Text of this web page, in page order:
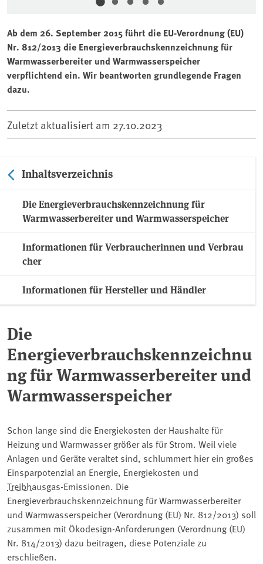
Ab dem 26. September 2015 führt die EU-Verordnung (EU)
Nr. 812/2013 die Energieverbrauchskennzeichnung für
Warmwasserbereiter und Warmwasserspeicher
verpflichtend ein. Wir beantworten grundlegende Fragen
dazu.
Zuletzt aktualisiert am 27.10.2023
Inhaltsverzeichnis
Die Energieverbrauchskennzeichnung für
Warmwasserbereiter und Warmwasserspeicher
Informationen für Verbraucherinnen und Verbrau
cher
Informationen für Hersteller und Händler
Die
Energieverbrauchskennzeichnu
ng für Warmwasserbereiter und
Warmwasserspeicher
Schon lange sind die Energiekosten der Haushalte für
Heizung und Warmwasser größer als für Strom. Weil viele
Anlagen und Geräte veraltet sind, schlummert hier ein großes
Einsparpotenzial an Energie, Energiekosten und
Treibhausgas-Emissionen. Die
Energieverbrauchskennzeichnung für Warmwasserbereiter
und Warmwasserspeicher (Verordnung (EU) Nr. 812/2013) soll
zusammen mit Ökodesign-Anforderungen (Verordnung (EU)
Nr. 814/2013) dazu beitragen, diese Potenziale zu
erschließen.